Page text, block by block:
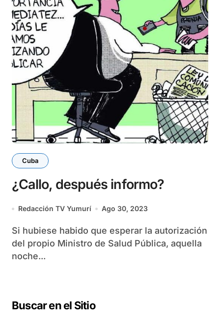
Cuba
¿Callo, después informo?
Redacción TV Yumurí Ago 30, 2023
Si hubiese habido que esperar la autorización
del propio Ministro de Salud Pública, aquella
noche...
Buscar en el Sitio